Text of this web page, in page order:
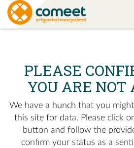
PLEASE
YOU ARE NOT
We have a hunch that you
this site for data. Please click
button and follow the
confirm your status as a